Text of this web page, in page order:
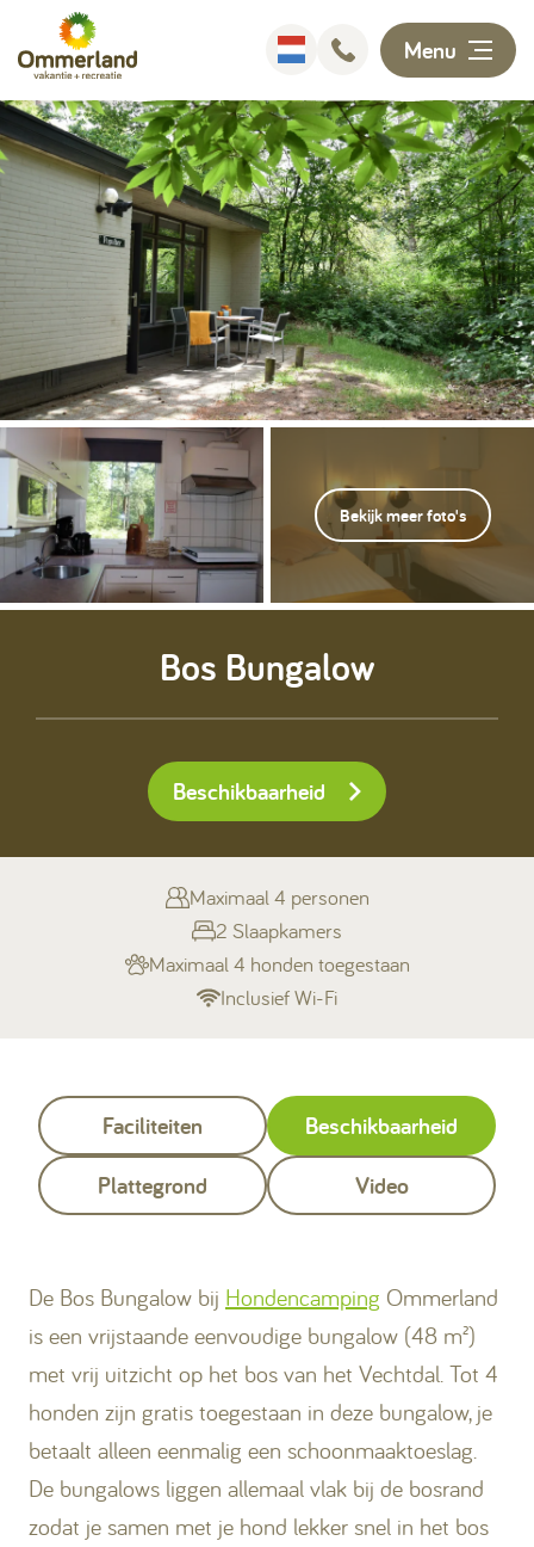
Menu
Overnachten
Faciliteiten
Animatie
Omgeving
Ontdekken
Informatie
Kamperen
+31 (0) 529 451 362
Gastinformatie
Bekijk meer foto's
Bos Bungalow
Beschikbaarheid
Maximaal 4 personen
2 Slaapkamers
Maximaal 4 honden toegestaan
Inclusief Wi-Fi
Faciliteiten
Beschikbaarheid
Plattegrond
Video
De Bos Bungalow bij Hondencamping Ommerland
is een vrijstaande eenvoudige bungalow (48 m²)
met vrij uitzicht op het bos van het Vechtdal. Tot 4
honden zijn gratis toegestaan in deze bungalow, je
betaalt alleen eenmalig een schoonmaaktoeslag.
De bungalows liggen allemaal vlak bij de bosrand
zodat je samen met je hond lekker snel in het bos